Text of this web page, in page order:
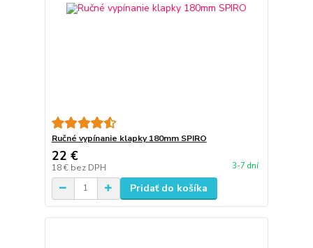
Ručné vypínanie klapky 180mm SPIRO
22 €
18 € bez DPH 3-7 dní
Pridať do košíka